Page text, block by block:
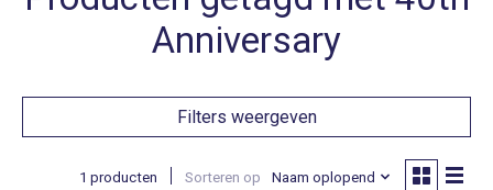
Anniversary
Filters weergeven
1 producten Sorteren op Naam oplopend